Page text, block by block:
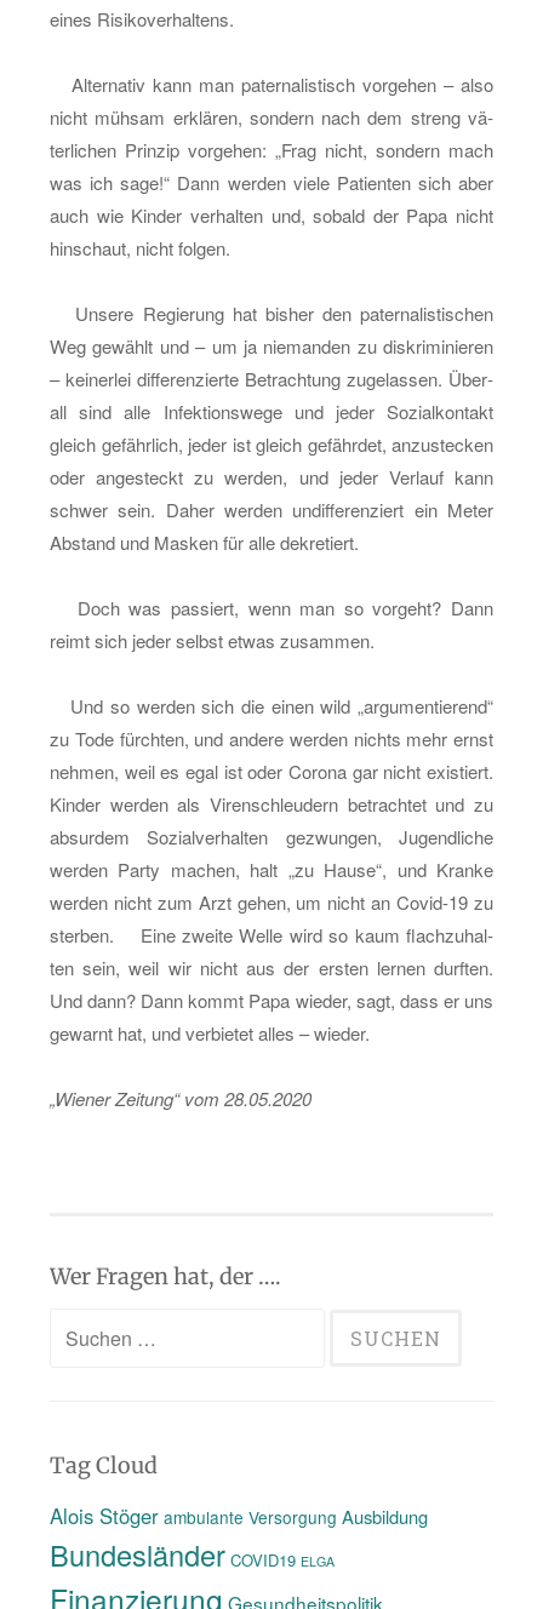
eines Ri­si­ko­ver­hal­tens.
Al­ter­na­tiv kann man pa­ter­na­lis­tisch vor­ge­hen – also
nicht müh­sam er­klä­ren, son­dern nach dem streng vä­
ter­li­chen Prin­zip vor­ge­hen: „Frag nicht, son­dern mach
was ich sage!“ Dann wer­den viele Pa­ti­en­ten sich aber
auch wie Kin­der ver­hal­ten und, so­bald der Papa nicht
hin­schaut, nicht fol­gen.
Un­se­re Re­gie­rung hat bis­her den pa­ter­na­lis­ti­schen
Weg ge­wählt und – um ja nie­man­den zu dis­kri­mi­nie­ren
– kei­ner­lei dif­fe­ren­zier­te Be­trach­tung zu­ge­las­sen. Über­
all sind alle In­fek­ti­ons­we­ge und jeder So­zi­al­kon­takt
gleich ge­fähr­lich, jeder ist gleich ge­fähr­det, an­zu­ste­cken
oder an­ge­steckt zu wer­den, und jeder Ver­lauf kann
schwer sein. Daher wer­den un­dif­fe­ren­ziert ein Meter
Ab­stand und Mas­ken für alle de­kre­tiert.
Doch was pas­siert, wenn man so vor­geht? Dann
reimt sich jeder selbst etwas zu­sam­men.
Und so wer­den sich die einen wild „ar­gu­men­tie­rend“
zu Tode fürch­ten, und an­de­re wer­den nichts mehr ernst
neh­men, weil es egal ist oder Co­ro­na gar nicht exis­tiert.
Kin­der wer­den als Vi­ren­schleu­dern be­trach­tet und zu
ab­sur­dem So­zi­al­ver­hal­ten ge­zwun­gen, Ju­gend­li­che
wer­den Party ma­chen, halt „zu Hause“, und Kran­ke
wer­den nicht zum Arzt gehen, um nicht an Co­vid-19 zu
ster­ben. Eine zwei­te Welle wird so kaum flach­zu­hal­
ten sein, weil wir nicht aus der ers­ten ler­nen durf­ten.
Und dann? Dann kommt Papa wie­der, sagt, dass er uns
ge­warnt hat, und ver­bie­tet alles – wie­der.
„Wie­ner Zei­tung“ vom 28.05.2020
Wer Fragen hat, der ….
Suchen
Tag Cloud
Alois Stöger ambulante Versorgung Ausbildung
Bundesländer COVID19 ELGA
Finanzierung Gesundheitspolitik